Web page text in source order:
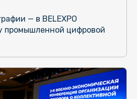
— в BELEXPO
промышленной цифровой